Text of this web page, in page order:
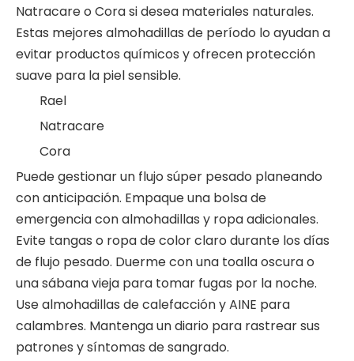
Natracare o Cora si desea materiales naturales.
Estas mejores almohadillas de período lo ayudan a
evitar productos químicos y ofrecen protección
suave para la piel sensible.
Rael
Natracare
Cora
Puede gestionar un flujo súper pesado planeando
con anticipación. Empaque una bolsa de
emergencia con almohadillas y ropa adicionales.
Evite tangas o ropa de color claro durante los días
de flujo pesado. Duerme con una toalla oscura o
una sábana vieja para tomar fugas por la noche.
Use almohadillas de calefacción y AINE para
calambres. Mantenga un diario para rastrear sus
patrones y síntomas de sangrado.